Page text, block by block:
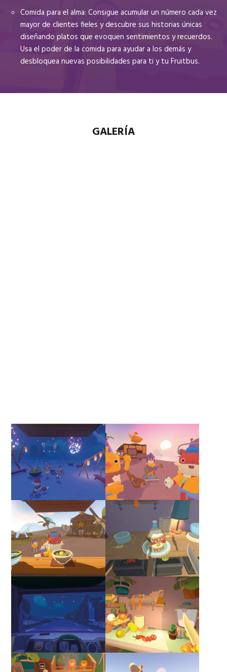
Comida para el alma: Consigue acumular un número cada vez
mayor de clientes fieles y descubre sus historias únicas
diseñando platos que evoquen sentimientos y recuerdos.
Usa el poder de la comida para ayudar a los demás y
desbloquea nuevas posibilidades para ti y tu Fruitbus.
GALERÍA